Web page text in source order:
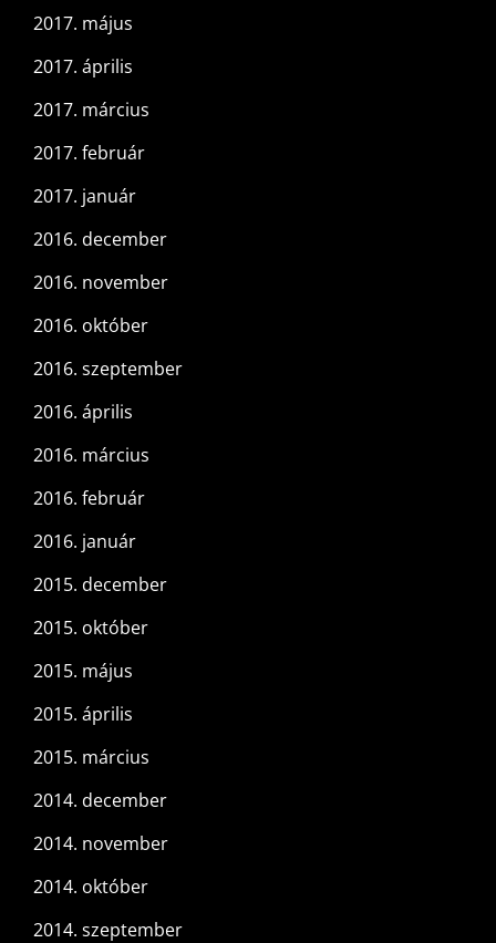
2017. május
2017. április
2017. március
2017. február
2017. január
2016. december
2016. november
2016. október
2016. szeptember
2016. április
2016. március
2016. február
2016. január
2015. december
2015. október
2015. május
2015. április
2015. március
2014. december
2014. november
2014. október
2014. szeptember